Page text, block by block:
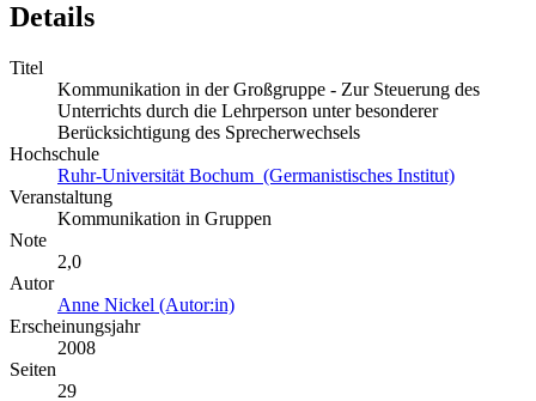
Details
Titel
Kommunikation in der Großgruppe - Zur Steuerung des
Unterrichts durch die Lehrperson unter besonderer
Berücksichtigung des Sprecherwechsels
Hochschule
Ruhr-Universität Bochum (Germanistisches Institut)
Veranstaltung
Kommunikation in Gruppen
Note
2,0
Autor
Anne Nickel (Autor:in)
Erscheinungsjahr
2008
Seiten
29